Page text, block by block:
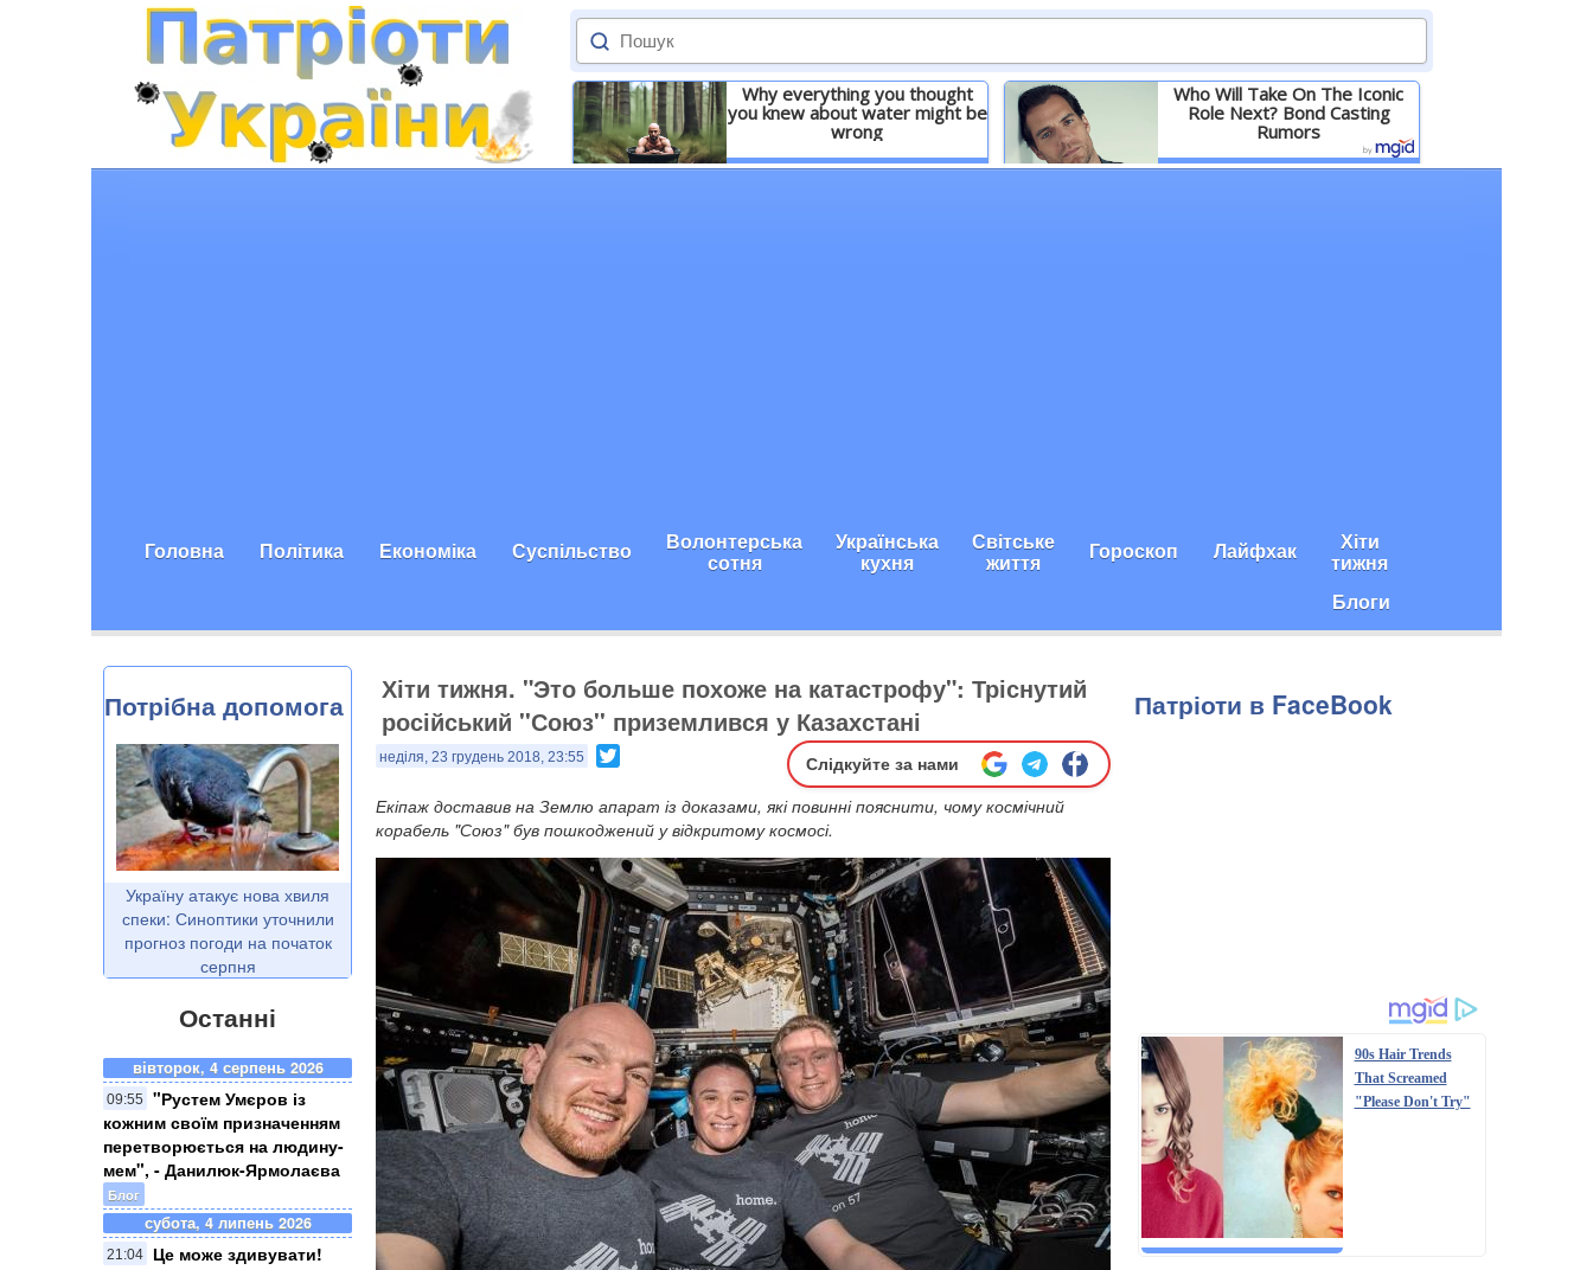
Why everything you thought
you knew about water might be
wrong
Детальніше
Who Will Take On The Iconic
Role Next? Bond Casting
Rumors
Детальніше
Головна Політика Економіка Суспільство Волонтерська
сотня
Українська
кухня
Світське
життя Гороскоп Лайфхак Хіти
тижня
Блоги
Потрібна допомога
Україну атакує нова хвиля
спеки: Синоптики уточнили
прогноз погоди на початок
серпня
Останні
вівторок, 4 серпень 2026
09:55
"Рустем Умєров із
кожним своїм призначенням
перетворюється на людину-
мем", - Данилюк-Ярмолаєва
Блог
субота, 4 липень 2026
21:04
Це може здивувати!
Хіти тижня. "Это больше похоже на катастрофу": Тріснутий
російський ''Союз'' приземлився у Казахстані
неділя, 23 грудень 2018, 23:55 Слідкуйте за нами
Екіпаж доставив на Землю апарат із доказами, які повинні пояснити, чому космічний
корабель "Союз" був пошкоджений у відкритому космосі.
Патріоти в FaceBook
90s Hair Trends
That Screamed
"Please Don't Try"